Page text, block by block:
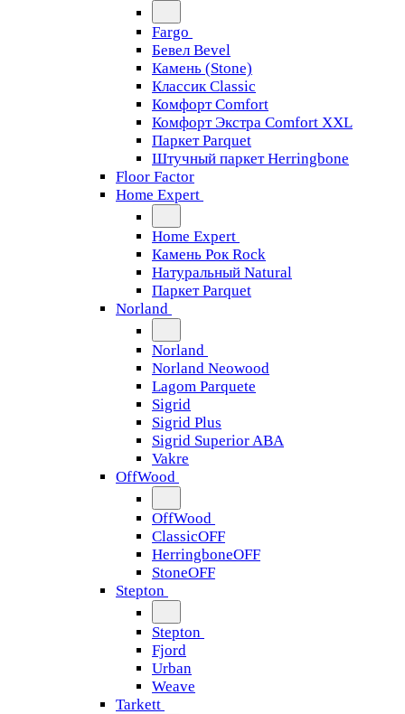
Fargo
Бевел Bevel
Камень (Stone)
Классик Classic
Комфорт Comfort
Комфорт Экстра Comfort XXL
Паркет Parquet
Штучный паркет Herringbone
Floor Factor
Home Expert
Home Expert
Камень Рок Rock
Натуральный Natural
Паркет Parquet
Norland
Norland
Norland Neowood
Lagom Parquete
Sigrid
Sigrid Plus
Sigrid Superior ABA
Vakre
OffWood
OffWood
ClassicOFF
HerringboneOFF
StoneOFF
Stepton
Stepton
Fjord
Urban
Weave
Tarkett